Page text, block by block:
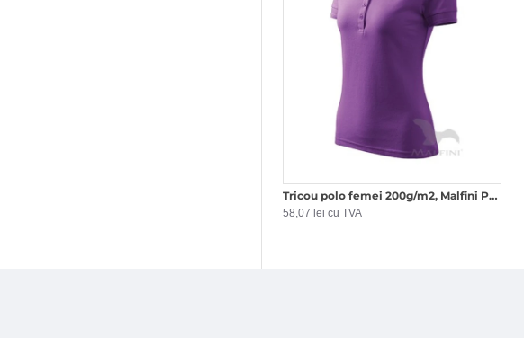
Tricou polo femei 200g/m2, Malfini Pique Polo 210, Violet
58,07 lei cu TVA